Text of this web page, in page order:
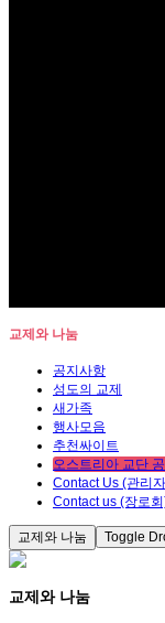
교제와 나눔
공지사항
성도의 교제
새가족
행사모음
추천싸이트
오스트리아 교단
Contact Us (관리
Contact us (장로
교제와 나눔 Toggle
교제와 나눔